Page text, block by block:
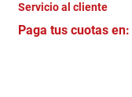
Quienes somos
Trabaja con Nosotros
Servicio al cliente
Crédito Directo
Paga tus cuotas en: